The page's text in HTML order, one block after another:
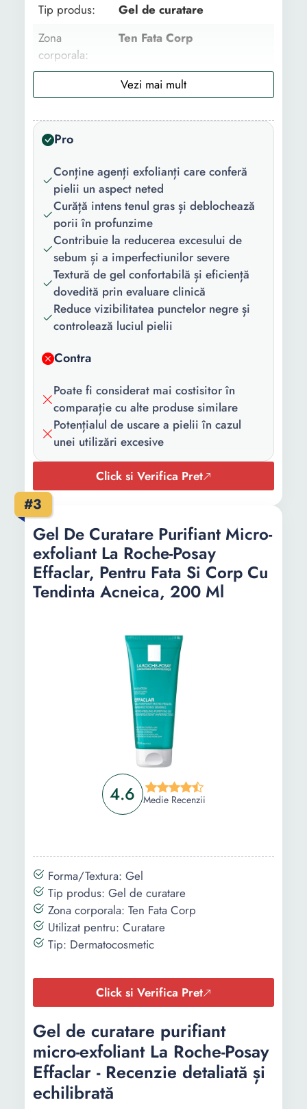
Tip produs:
Gel de curatare
Zona
corporala:
Ten Fata Corp
Curatare
Tipul de ten:
Utilizare:
Zi Noapte
Formula:
Standard
Beneficii:
Revitalizant Hidratant
Calmant Anti-imperfectiuni
Gama:
Effaclar
Continut
pachet:
1 x Gel
Pro
Conține agenți exfolianți care conferă
pielii un aspect neted
Curăță intens tenul gras și deblochează
porii în profunzime
Contribuie la reducerea excesului de
sebum și a imperfectiunilor severe
Textură de gel confortabilă și eficiență
dovedită prin evaluare clinică
Reduce vizibilitatea punctelor negre și
controlează luciul pielii
Contra
Poate fi considerat mai costisitor în
comparație cu alte produse similare
Potențialul de uscare a pielii în cazul
unei utilizări excesive
Click si Verifica Pret
#3
4.6 Medie Recenzii
Gel De Curatare Purifiant Micro-
exfoliant La Roche-Posay
Effaclar, Pentru Fata Si Corp Cu
Tendinta Acneica, 200 Ml
Forma/Textura: Gel
Tip produs: Gel de curatare
Zona corporala: Ten Fata Corp
Utilizat pentru: Curatare
Tip: Dermatocosmetic
Click si Verifica Pret
Gel de curatare purifiant
micro-exfoliant La Roche-Posay
Effaclar - Recenzie detaliată și
echilibrată